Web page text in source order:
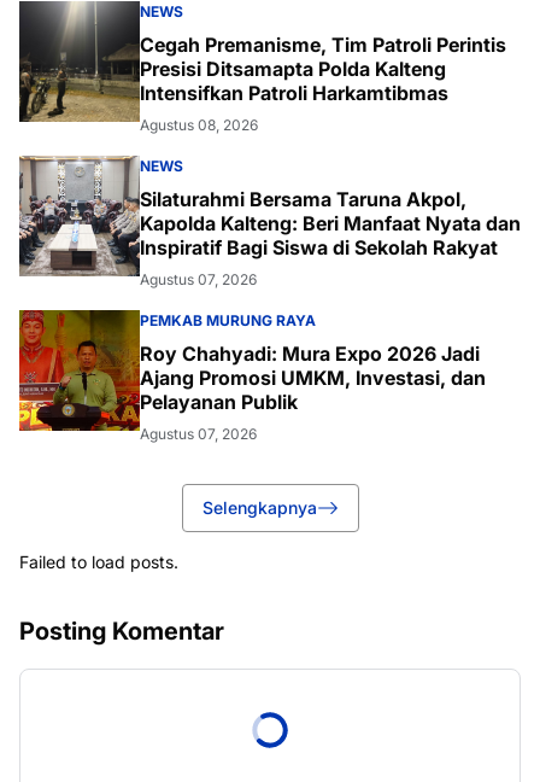
NEWS
Cegah Premanisme, Tim Patroli Perintis
Presisi Ditsamapta Polda Kalteng
Intensifkan Patroli Harkamtibmas
Agustus 08, 2026
NEWS
Silaturahmi Bersama Taruna Akpol,
Kapolda Kalteng: Beri Manfaat Nyata dan
Inspiratif Bagi Siswa di Sekolah Rakyat
Agustus 07, 2026
PEMKAB MURUNG RAYA
Roy Chahyadi: Mura Expo 2026 Jadi
Ajang Promosi UMKM, Investasi, dan
Pelayanan Publik
Agustus 07, 2026
Selengkapnya
Failed to load posts.
Posting Komentar